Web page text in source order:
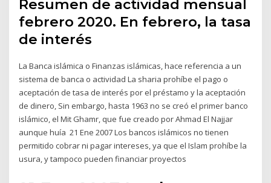
Resumen de actividad mensual
febrero 2020. En febrero, la tasa
de interés
La Banca islámica o Finanzas islámicas, hace referencia a un
sistema de banca o actividad La sharia prohíbe el pago o
aceptación de tasa de interés por el préstamo y la aceptación
de dinero, Sin embargo, hasta 1963 no se creó el primer banco
islámico, el Mit Ghamr, que fue creado por Ahmad El Najjar
aunque huía 21 Ene 2007 Los bancos islámicos no tienen
permitido cobrar ni pagar intereses, ya que el Islam prohíbe la
usura, y tampoco pueden financiar proyectos